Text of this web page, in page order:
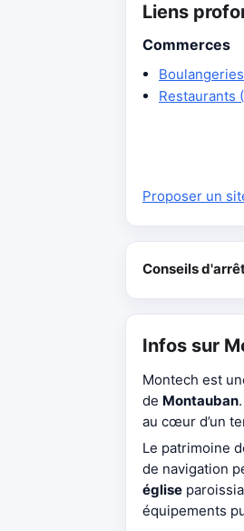
Liens
Commerces
Restaurants
Proposer un
Conseils
Infos sur
Montech est
de Montauban
au cœur d’un
Le patrimoine
de navigation
église
équipements